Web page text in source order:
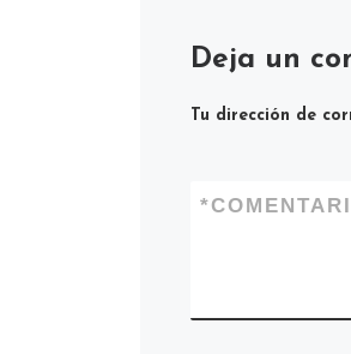
Deja un
Tu dirección de
*